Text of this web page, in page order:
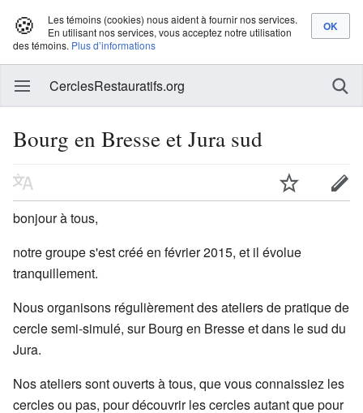
🍪
Les témoins (cookies) nous aident à fournir nos services.
En utilisant nos services, vous acceptez notre utilisation
des témoins. Plus d’informations
CerclesRestauratifs.org
Bourg en Bresse et Jura sud
bonjour à tous,
notre groupe s'est créé en février 2015, et il évolue
tranquillement.
Nous organisons régulièrement des ateliers de pratique de
cercle semi-simulé, sur Bourg en Bresse et dans le sud du
Jura.
Nos ateliers sont ouverts à tous, que vous connaissiez les
cercles ou pas, pour découvrir les cercles autant que pour